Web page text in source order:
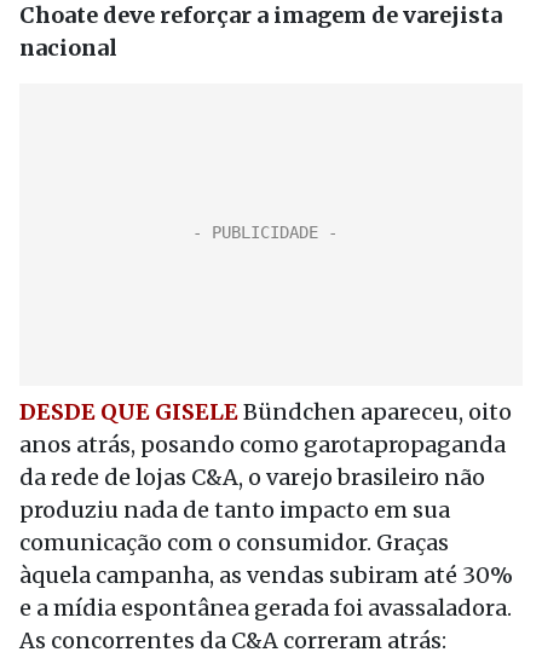
Choate deve reforçar a imagem de varejista
nacional
DESDE QUE GISELEBündchen apareceu, oito
anos atrás, posando como garotapropaganda
da rede de lojas C&A, o varejo brasileiro não
produziu nada de tanto impacto em sua
comunicação com o consumidor. Graças
àquela campanha, as vendas subiram até 30%
e a mídia espontânea gerada foi avassaladora.
As concorrentes da C&A correram atrás: